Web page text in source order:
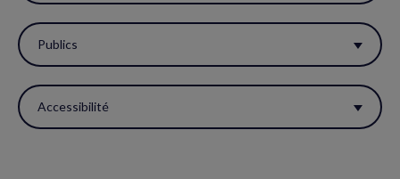
Publics
Accessibilité